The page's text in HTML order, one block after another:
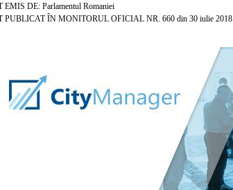
EMIS DE: Parlamentul Romaniei
PUBLICAT ÎN MONITORUL OFICIAL NR. 660 din 30 iulie 2018